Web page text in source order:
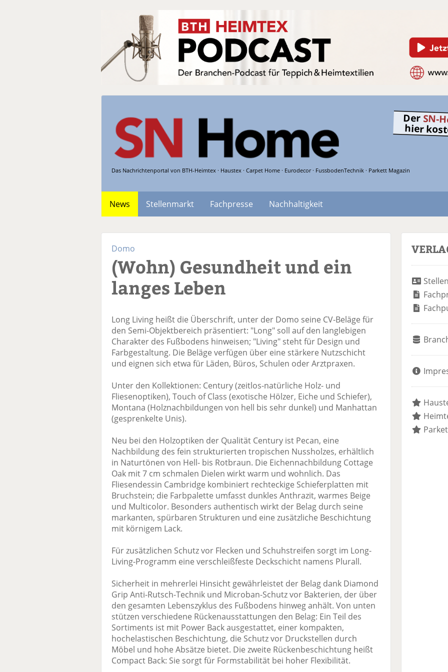
Das Nachrichtenportal von BTH-Heimtex · Haustex · Carpet Home · Eurodecor · FussbodenTechnik · Parkett Magazin
Der SN-
hier
News Stellenmarkt Fachpresse
Nachhaltigkeit
Domo
(Wohn) Gesundheit und ein
langes Leben
Long Living heißt die Überschrift, unter der Domo seine CV-Beläge für
den Semi-Objektbereich präsentiert: "Long" soll auf den langlebigen
Charakter des Fußbodens hinweisen; "Living" steht für Design und
Farbgestaltung. Die Beläge verfügen über eine stärkere Nutzschicht
und eignen sich etwa für Läden, Büros, Schulen oder Arztpraxen.
Unter den Kollektionen: Century (zeitlos-natürliche Holz- und
Fliesenoptiken), Touch of Class (exotische Hölzer, Eiche und Schiefer),
Montana (Holznachbildungen von hell bis sehr dunkel) und Manhattan
(gesprenkelte Unis).
Neu bei den Holzoptiken der Qualität Century ist Pecan, eine
Nachbildung des fein strukturierten tropischen Nussholzes, erhältlich
in Naturtönen von Hell- bis Rotbraun. Die Eichennachbildung Cottage
Oak mit 7 cm schmalen Dielen wirkt warm und wohnlich. Das
Fliesendessin Cambridge kombiniert rechteckige Schieferplatten mit
Bruchstein; die Farbpalette umfasst dunkles Anthrazit, warmes Beige
und Multicolor. Besonders authentisch wirkt der Belag durch seine
markanten, spürbaren Strukturen und eine zusätzliche Beschichtung
mit körnigem Lack.
Für zusätzlichen Schutz vor Flecken und Schuhstreifen sorgt im Long-
Living-Programm eine verschleißfeste Deckschicht namens Plurall.
Sicherheit in mehrerlei Hinsicht gewährleistet der Belag dank Diamond
Grip Anti-Rutsch-Technik und Microban-Schutz vor Bakterien, der über
den gesamten Lebenszyklus des Fußbodens hinweg anhält. Von unten
stützen verschiedene Rückenausstattungen den Belag: Ein Teil des
Sortiments ist mit Power Back ausgestattet, einer kompakten,
hochelastischen Beschichtung, die Schutz vor Druckstellen durch
Möbel und hohe Absätze bietet. Die zweite Rückenbeschichtung heißt
Compact Back: Sie sorgt für Formstabilität bei hoher Flexibilität.